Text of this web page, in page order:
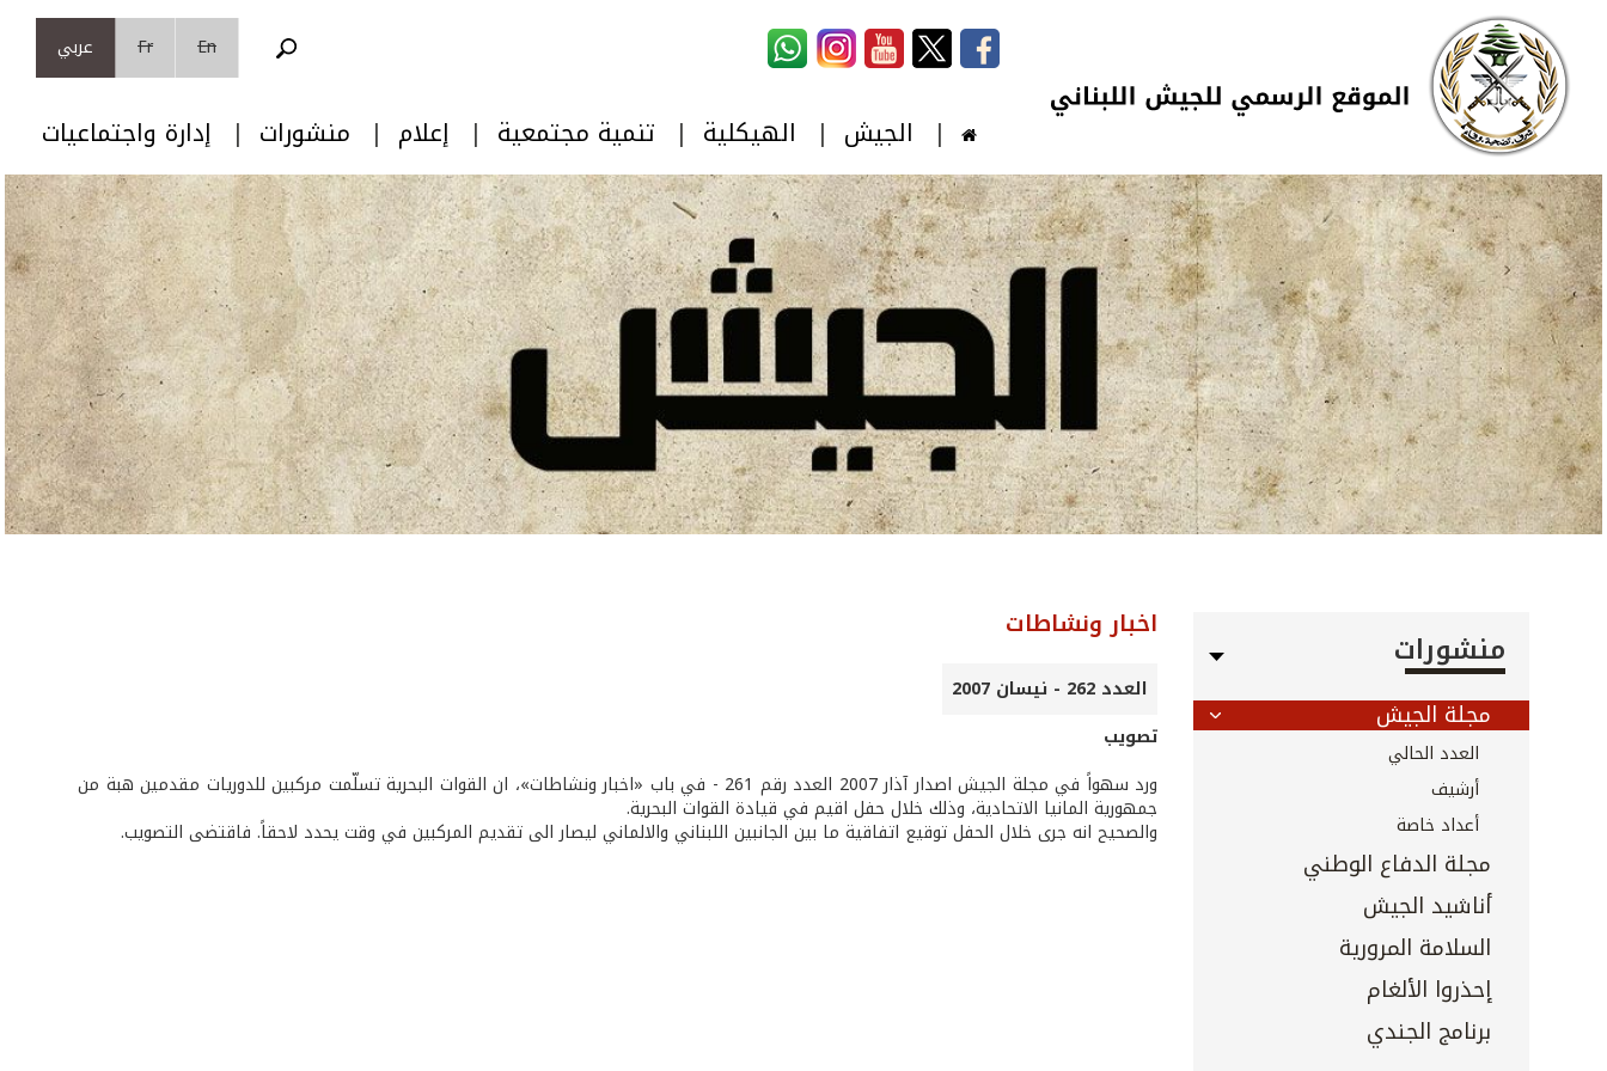
تجاوز إلى المحتوى الرئيسي
Skip to navigation
En
Fr عربي
الجيش الهيكلية تنمية مجتمعية إعلام منشورات إدارة واجتماعيات
منشورات
مجلة الجيش
العدد الحالي
أرشيف
أعداد خاصة
مجلة الدفاع الوطني
أناشيد الجيش
السلامة المرورية
إحذروا الألغام
برنامج الجندي
اخبار ونشاطات
العدد 262 - نيسان 2007
تصويب
ورد سهواً في مجلة الجيش اصدار آذار 2007 العدد رقم 261 - في باب «اخبار ونشاطات»، ان القوات البحرية تسلّمت مركبين للدوريات مقدمين هبة من
جمهورية المانيا الاتحادية، وذلك خلال حفل اقيم في قيادة القوات البحرية.
والصحيح انه جرى خلال الحفل توقيع اتفاقية ما بين الجانبين اللبناني والالماني ليصار الى تقديم المركبين في وقت يحدد لاحقاً. فاقتضى التصويب.